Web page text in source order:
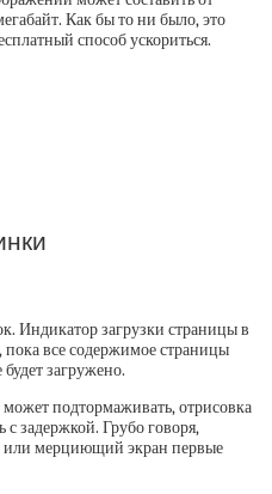
Как бы то ни было, это
способ ускориться.
Индикатор загрузки страницы в
пока все содержимое страницы
загружено.
подтормаживать, отрисовка
задержкой. Грубо говоря,
или мерциющий экран первые